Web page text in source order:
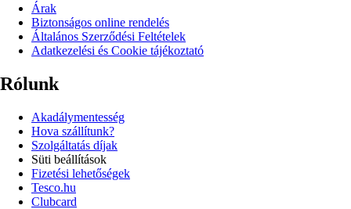
Árak
Biztonságos online rendelés
Általános Szerződési Feltételek
Adatkezelési és Cookie tájékoztató
Rólunk
Akadálymentesség
Hova szállítunk?
Szolgáltatás díjak
Süti beállítások
Fizetési lehetőségek
Tesco.hu
Clubcard